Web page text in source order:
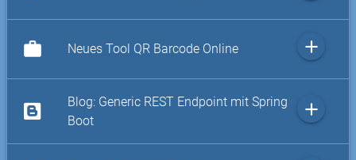
work Neues Tool QR Barcode Online add
Blog: Generic REST Endpoint mit Spring
Boot
add